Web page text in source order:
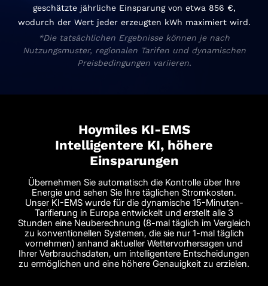
geschätzte jährliche Einsparung von etwa 856 €,
wodurch der Wert jeder erzeugten kWh maximiert wird.
*Die tatsächlichen Ergebnisse können je nach
Nutzungsmuster, regionalen Tarifen und dynamischen
Preisbedingungen variieren.
Hoymiles KI-EMS
Intelligentere KI, höhere
Einsparungen
Übernehmen Sie automatisch die Kontrolle über Ihre
Energie und sehen Sie Ihre täglichen Stromkosten.
Unser KI-EMS wurde für die dynamische 15-Minuten-
Tarifierung in Europa entwickelt und erstellt alle 3
Stunden eine Neuberechnung (8-mal täglich im Vergleich
zu konventionellen Systemen, die sie nur 1-mal täglich
vornehmen) anhand aktueller Wettervorhersagen und
Ihrer Verbrauchsdaten, um intelligentere Entscheidungen
zu ermöglichen und eine höhere Genauigkeit zu erzielen.